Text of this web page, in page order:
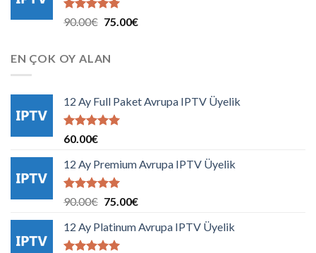
5 üzerinden
90.00€ Orijinal
75.00€Şu
EN ÇOK OY ALAN
12 Ay Full Paket Avrupa IPTV Üyelik
5 üzerinden
aldı
60.00€
12 Ay Premium Avrupa IPTV Üyelik
5 üzerinden
aldı
90.00€ Orijinal
90.00€.
75.00€Şu
fiyat:
12 Ay Platinum Avrupa IPTV Üyelik